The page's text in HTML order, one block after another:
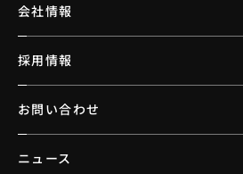
会社情報
採用情報
お問い合わせ
ニュース